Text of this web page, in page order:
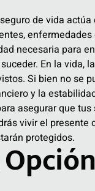
de vida actúa
enfermedades
necesaria para
En la vida,
Si bien no se
y la
asegurar que tus
vivir el presente
protegidos.